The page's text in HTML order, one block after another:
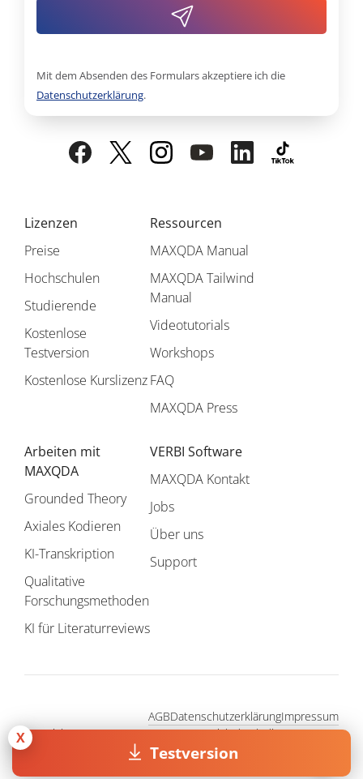
Testversion
X
Lizenzen
Preise
Hochschulen
Studierende
Kostenlose
Testversion
Kostenlose Kurslizenz
Ressourcen
MAXQDA Manual
MAXQDA Tailwind
Manual
Videotutorials
Workshops
FAQ
MAXQDA Press
Arbeiten mit
MAXQDA
Grounded Theory
Axiales Kodieren
KI-Transkription
Qualitative
Forschungsmethoden
KI für Literaturreviews
VERBI Software
MAXQDA Kontakt
Jobs
Über uns
Support
Mit dem Absenden des Formulars akzeptiere ich die
Datenschutzerklärung.
Copyright © 1995 - 2026, MAXQDA - Vertrieb durch die VERBI
GmbH. Alle Rechte vorbehalten.
Impressum
Datenschutzerklärung
AGB